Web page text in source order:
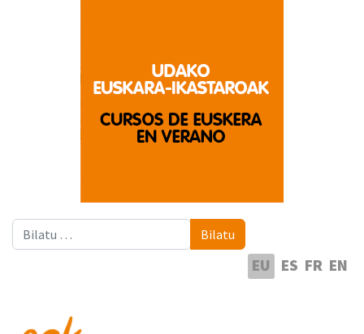
Bilatu Bilatu
EU ES FR EN